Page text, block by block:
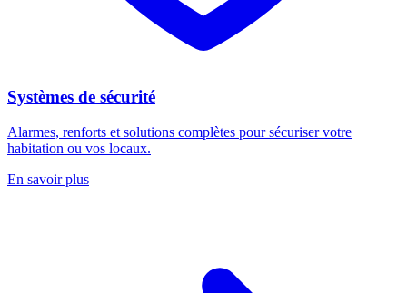
Systèmes de sécurité
Alarmes, renforts et solutions complètes pour sécuriser votre
habitation ou vos locaux.
En savoir plus